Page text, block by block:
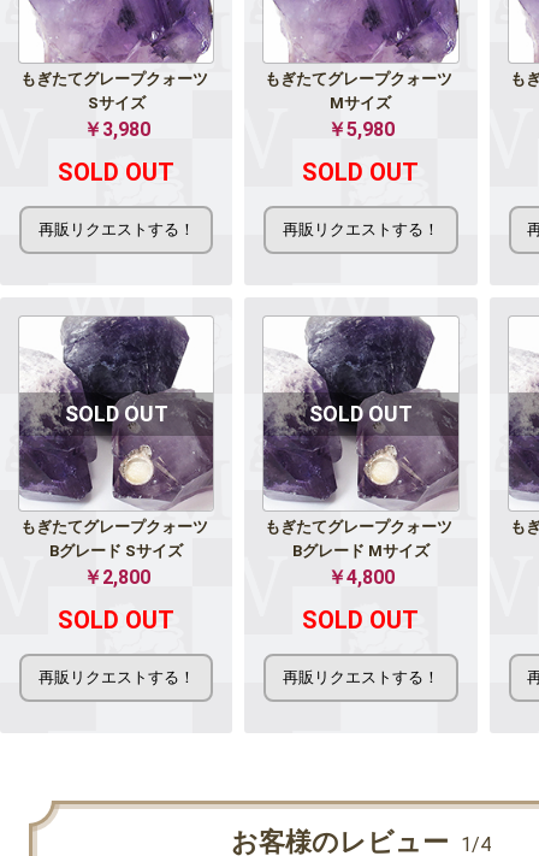
もぎたてグレープクォーツ
Sサイズ
￥3,980
SOLD OUT
もぎたてグレープクォーツ
Mサイズ
￥5,980
SOLD OUT
も
もぎたてグレープクォーツ
Bグレード Sサイズ
￥2,800
SOLD OUT
もぎたてグレープクォーツ
Bグレード Mサイズ
￥4,800
SOLD OUT
も
お客様のレビュー 1/4